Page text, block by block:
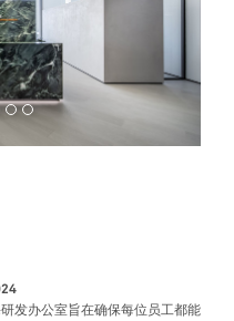
发办公室旨在确保每位员工都能